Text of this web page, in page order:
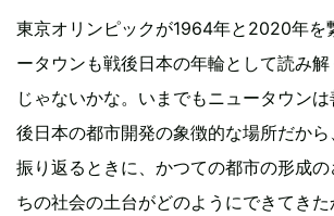
東京オリンピックが1964年と2020年を
ータウンも戦後日本の年輪として読み
じゃないかな。いまでもニュータウン
後日本の都市開発の象徴的な場所だか
振り返るときに、かつての都市の形成
ちの社会の土台がどのようにできてき